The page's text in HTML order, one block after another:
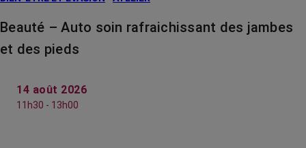
Beauté – Auto soin rafraichissant des jambes
et des pieds
14 août 2026
11h30 - 13h00